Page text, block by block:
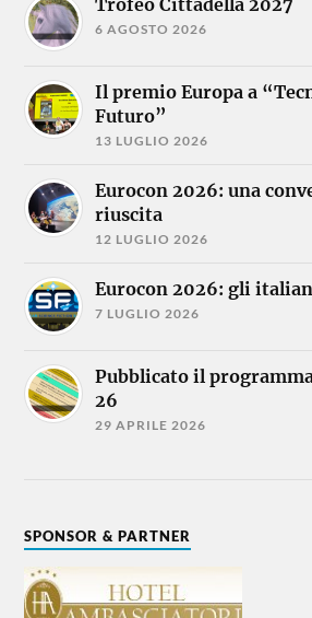
6 AGOSTO 2026
Il premio Europa a
Futuro”
13 LUGLIO 2026
Eurocon 2026: una
riuscita
12 LUGLIO 2026
Eurocon 2026: gli
7 LUGLIO 2026
Pubblicato il
26
29 APRILE 2026
SPONSOR & PARTNER